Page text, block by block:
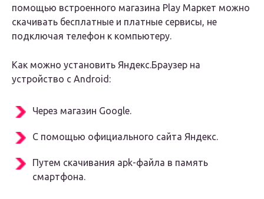
помощью встроенного магазина Play Маркет можно
скачивать бесплатные и платные сервисы, не
подключая телефон к компьютеру.
Как можно установить Яндекс.Браузер на
устройство с Android:
Через магазин Google.
С помощью официального сайта Яндекс.
Путем скачивания apk-файла в память
смартфона.